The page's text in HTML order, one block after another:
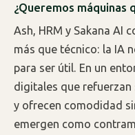
¿Queremos máquinas
Ash, HRM y Sakana AI
más que técnico: la IA
para ser útil. En un
digitales que
y ofrecen comodidad
emergen como